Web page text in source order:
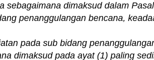
sebagaimana dimaksud dalam
penanggulangan bencana,
pada sub bidang
dimaksud pada ayat (1) paling